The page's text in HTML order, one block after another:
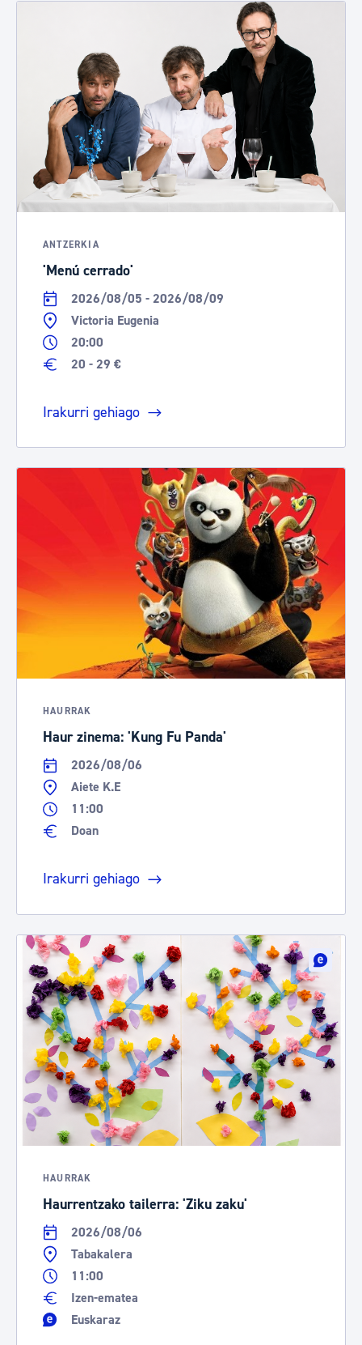
ANTZERKIA
'Menú cerrado'
2026/08/05 - 2026/08/09
Victoria Eugenia
20:00
20 - 29 €
Irakurri gehiago
HAURRAK
Haur zinema: 'Kung Fu Panda'
2026/08/06
Aiete K.E
11:00
Doan
Irakurri gehiago
HAURRAK
Haurrentzako tailerra: 'Ziku zaku'
2026/08/06
Tabakalera
11:00
Izen-ematea
Euskaraz